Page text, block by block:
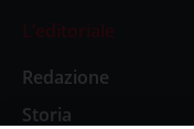
L’editoriale
Redazione
Storia